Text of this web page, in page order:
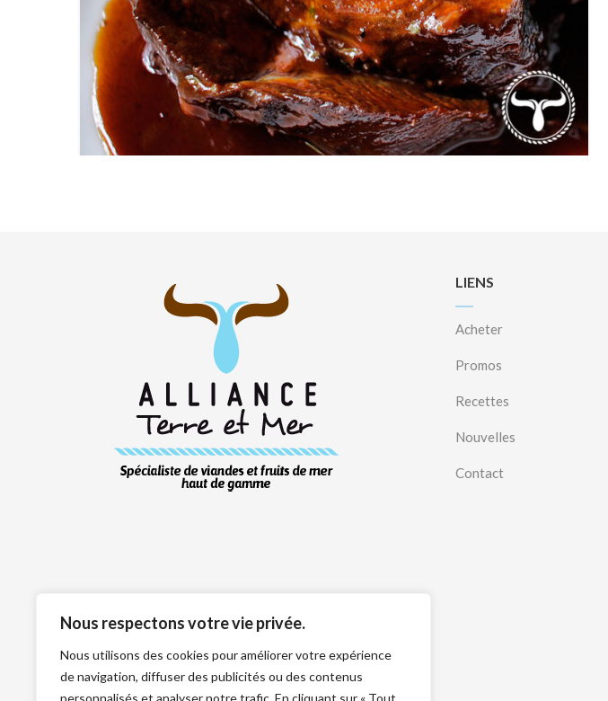
Nous respectons votre vie privée.
Nous utilisons des cookies pour améliorer votre expérience
de navigation, diffuser des publicités ou des contenus
personnalisés et analyser notre trafic. En cliquant sur « Tout
LIENS
Acheter
Promos
Recettes
Nouvelles
Contact